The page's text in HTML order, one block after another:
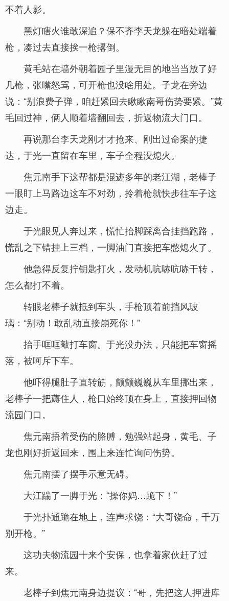
不着人影。
黑灯瞎火谁敢深追？保不齐李天龙躲在暗处端着
枪，凑过去直接挨一枪撂倒。
黄毛站在墙外朝着园子里漫无目的地当当放了好
几枪，张嘴怒骂，可开枪也没啥用处。子龙在旁边
说：“别浪费子弹，咱赶紧回去瞅瞅南哥伤势要紧。”黄
毛回过神，俩人顺着墙翻回去，折返物流大门口。
再说那台李天龙刚才才抢来、刚出过命案的捷
达，于光一直留在车里，车子全程没熄火。
焦元南手下这帮都是混迹多年的老江湖，老棒子
一眼盯上马路边这车不对劲，拎着枪就快步往车子这
边走。
于光眼见人奔过来，慌忙抬脚踩离合挂挡跑路，
慌乱之下错挂上三档，一脚油门直接把车憋熄火了。
他急得反复拧钥匙打火，发动机吭哧吭哧干转，
怎么都打不着。
转眼老棒子就抵到车头，手枪顶着前挡风玻
璃：“别动！敢乱动直接崩死你！”
抬手哐哐敲打车窗。于光没办法，只能把车窗摇
落，被呵斥下车。
他吓得腿肚子直转筋，颤颤巍巍从车里挪出来，
老棒子一把薅住人，枪口始终顶在身上，直接押回物
流园门口。
焦元南捂着受伤的胳膊，勉强站起身，黄毛、子
龙也刚好折返回来，围上来连忙询问伤势。
焦元南摆了摆手示意无碍。
大江踹了一脚于光：“操你妈…跪下！”
于光扑通跪在地上，连声求饶：“大哥饶命，千万
别开枪。”
这功夫物流园十来个安保，也拿着家伙赶了过
来。
老棒子到焦元南身边提议：“哥，先把这人押进库